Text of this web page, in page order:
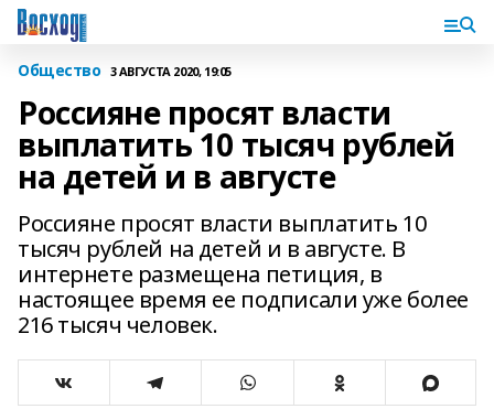
Общество 3 АВГУСТА 2020, 19:05
Россияне просят власти
выплатить 10 тысяч рублей
на детей и в августе
Россияне просят власти выплатить 10
тысяч рублей на детей и в августе. В
интернете размещена петиция, в
настоящее время ее подписали уже более
216 тысяч человек.